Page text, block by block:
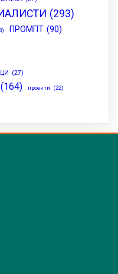
(293)
ПРОМПТ (90)
(27)
(164) проекти (22)